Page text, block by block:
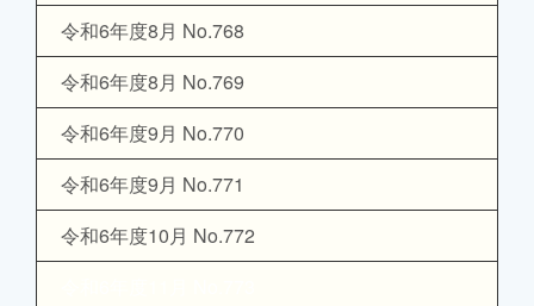
令和6年度8月 No.768
令和6年度8月 No.769
令和6年度9月 No.770
令和6年度9月 No.771
令和6年度10月 No.772